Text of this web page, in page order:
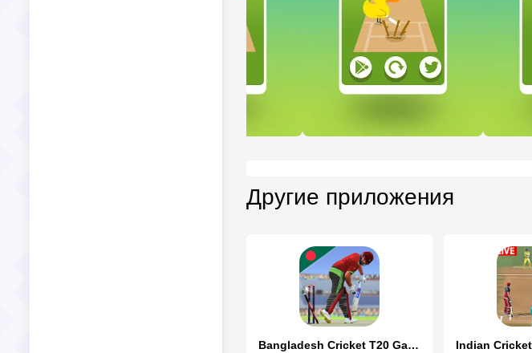
Другие приложения
Bangladesh Cricket T20 Game